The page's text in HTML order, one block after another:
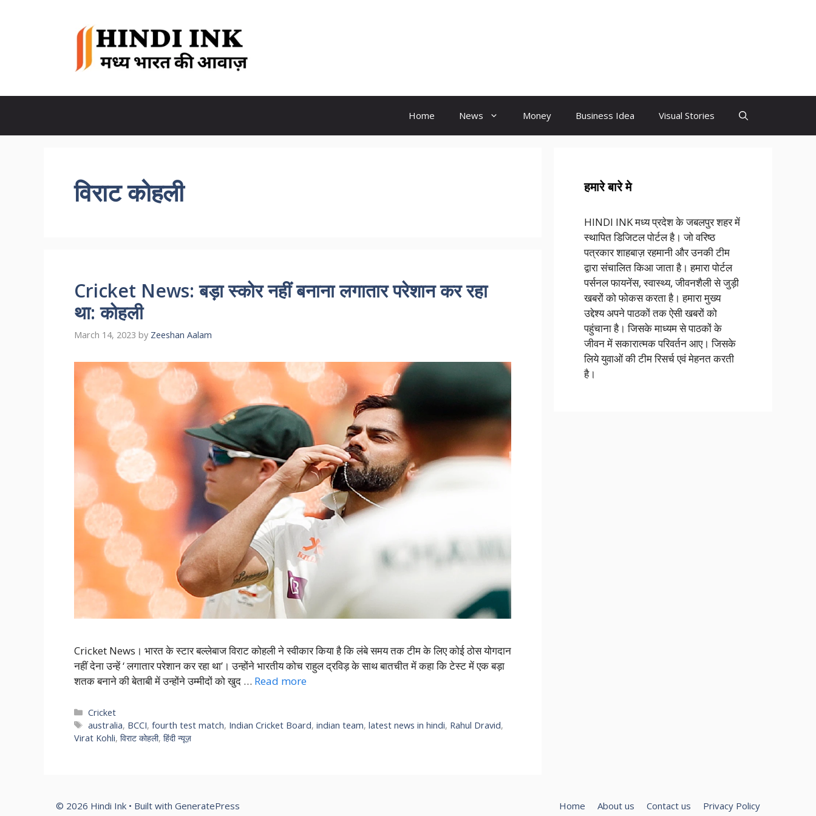
Home News Money Business Idea Visual Stories
विराट कोहली
Cricket News: बड़ा स्कोर नहीं बनाना लगातार परेशान कर रहा
था: कोहली
March 14, 2023 by Zeeshan Aalam
Cricket News। भारत के स्टार बल्लेबाज विराट कोहली ने स्वीकार किया है कि लंबे समय तक टीम के लिए कोई ठोस योगदान
नहीं देना उन्हें ‘ लगातार परेशान कर रहा था’। उन्होंने भारतीय कोच राहुल द्रविड़ के साथ बातचीत में कहा कि टेस्ट में एक बड़ा
शतक बनाने की बेताबी में उन्होंने उम्मीदों को खुद … Read more
Categories
Cricket
Tags
australia, BCCI,fourth test match, Indian Cricket Board,indian team,latest news in hindi, Rahul Dravid,
Virat Kohli, विराट कोहली, हिंदी न्यूज़
हमारे बारे मे
HINDI INK मध्य प्रदेश के जबलपुर शहर में
स्थापित डिजिटल पोर्टल है। जो वरिष्ठ
पत्रकार शाहबाज़ रहमानी और उनकी टीम
द्वारा संचालित किआ जाता है। हमारा पोर्टल
पर्सनल फायनेंस, स्वास्थ्य, जीवनशैली से जुड़ी
खबरों को फोकस करता है। हमारा मुख्य
उद्देश्य अपने पाठकों तक ऐसी खबरों को
पहुंचाना है। जिसके माध्यम से पाठकों के
जीवन में सकारात्मक परिवर्तन आए। जिसके
लिये युवाओं की टीम रिसर्च एवं मेहनत करती
है।
Home About us Contact us Privacy Policy
© 2026 Hindi Ink • Built with GeneratePress